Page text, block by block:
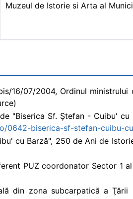
Muzeul de Istorie si Arta al
16/07/2004, Ordinul
"Biserica Sf. Ştefan - Cuibu'
0642-biserica-sf-stefan-cuibu-
cu Barză", 250 de Ani de
PUZ coordonator Sector 1
din zona subcarpatică a